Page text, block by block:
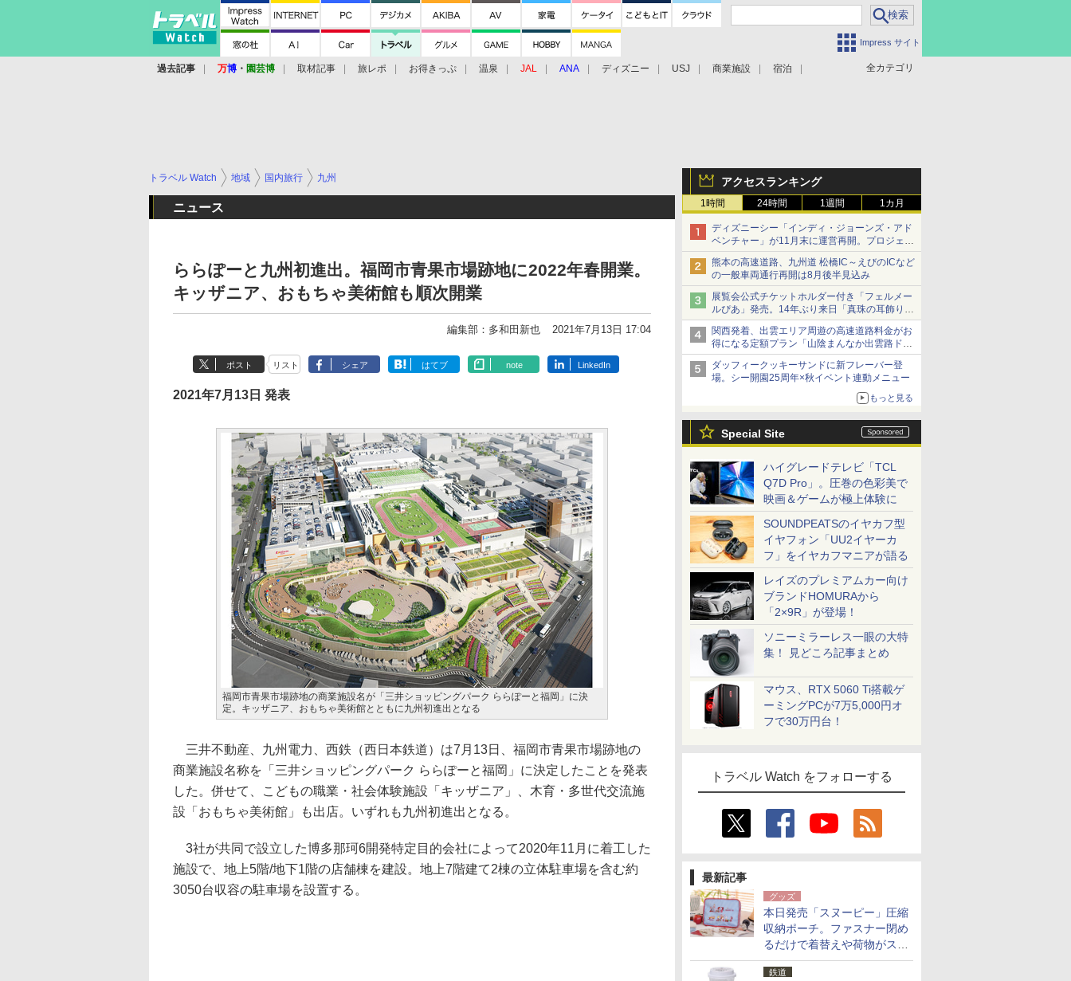
Impress サイト
全カテゴリ
過去記事 万博 ・ 園芸博 取材記事 旅レポ お得きっぷ 温泉 JAL ANA ディズニー USJ 商業施設 宿泊
アクセスランキング
1時間 24時間 1週間 1カ月
ディズニーシー「インディ・ジョーンズ・アド
ベンチャー」が11月末に運営再開。プロジェク
ションマッピングを追加、DPAは1500円
熊本の高速道路、九州道 松橋IC～えびのICなど
の一般車両通行再開は8月後半見込み
展覧会公式チケットホルダー付き「フェルメー
ルぴあ」発売。14年ぶり来日「真珠の耳飾りの
少女」ほか37作品のガイド
関西発着、出雲エリア周遊の高速道路料金がお
得になる定額プラン「山陰まんなか出雲路ドラ
イブパス」
ダッフィークッキーサンドに新フレーバー登
場。シー開園25周年×秋イベント連動メニュー
もっと見る
Special Site
ハイグレードテレビ「TCL
Q7D Pro」。圧巻の色彩美で
映画＆ゲームが極上体験に
SOUNDPEATSのイヤカフ型
イヤフォン「UU2イヤーカ
フ」をイヤカフマニアが語る
レイズのプレミアムカー向け
ブランドHOMURAから
「2×9R」が登場！
ソニーミラーレス一眼の大特
集！ 見どころ記事まとめ
マウス、RTX 5060 Ti搭載ゲ
ーミングPCが7万5,000円オ
フで30万円台！
トラベル Watch をフォローする
最新記事
グッズ
本日発売「スヌーピー」圧縮
収納ポーチ。ファスナー閉め
るだけで着替えや荷物がスリ
ムにまとまる
鉄道
トラベル Watch 地域 国内旅行 九州
ニュース
ららぽーと九州初進出。福岡市青果市場跡地に2022年春開業。
キッザニア、おもちゃ美術館も順次開業
編集部：多和田新也 2021年7月13日 17:04
ポスト リスト シェア はてブ note LinkedIn
2021年7月13日 発表
福岡市青果市場跡地の商業施設名が「三井ショッピングパーク ららぽーと福岡」に決
定。キッザニア、おもちゃ美術館とともに九州初進出となる
三井不動産、九州電力、西鉄（西日本鉄道）は7月13日、福岡市青果市場跡地の
商業施設名称を「三井ショッピングパーク ららぽーと福岡」に決定したことを発表
した。併せて、こどもの職業・社会体験施設「キッザニア」、木育・多世代交流施
設「おもちゃ美術館」も出店。いずれも九州初進出となる。
3社が共同で設立した博多那珂6開発特定目的会社によって2020年11月に着工した
施設で、地上5階/地下1階の店舗棟を建設。地上7階建て2棟の立体駐車場を含む約
3050台収容の駐車場を設置する。